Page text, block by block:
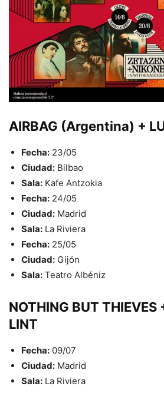
AIRBAG (Argentina) +
Fecha: 23/05
Ciudad: Bilbao
Sala: Kafe Antzokia
Fecha: 24/05
Ciudad: Madrid
Sala: La Riviera
Fecha: 25/05
Ciudad: Gijón
Sala: Teatro Albéniz
NOTHING BUT THIEVES
LINT
Fecha: 09/07
Ciudad: Madrid
Sala: La Riviera